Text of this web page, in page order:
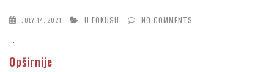
JULY 14, 2021 U FOKUSU NO COMMENTS
...
Opširnije